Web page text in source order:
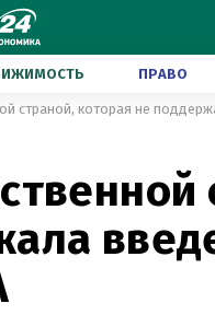
ПРАВО
страной, которая не